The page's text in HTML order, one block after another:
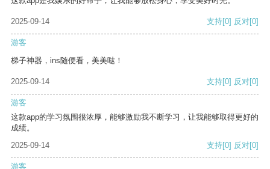
2025-09-14 支持[0] 反对[0]
游客
梯子神器，ins随便看，美美哒！
2025-09-14 支持[0] 反对[0]
游客
这款app的学习氛围很浓厚，能够激励我不断学习，让我能够取得更好的
成绩。
2025-09-14
支持[0] 反对[0]
游客